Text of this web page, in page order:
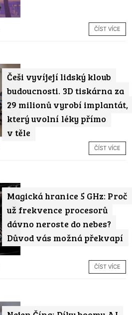
ČÍST VÍCE
Češi vyvíjejí lidský kloub
budoucnosti. 3D tiskárna za
29 milionů vyrobí implantát,
který uvolní léky přímo
v těle
ČÍST VÍCE
Magická hranice 5 GHz: Proč
už frekvence procesorů
dávno neroste do nebes?
Důvod vás možná překvapí
ČÍST VÍCE